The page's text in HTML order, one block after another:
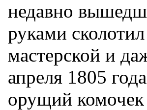
недавно
руками
мастерской и
апреля 1805
орущий